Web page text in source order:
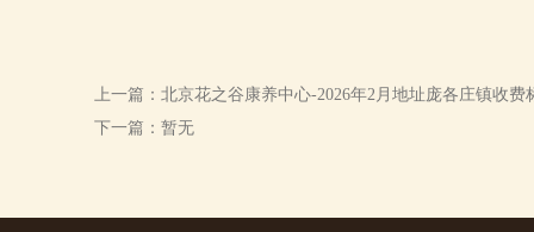
上一篇：北京花之谷康养中心-2026年2月地址庞各庄镇收费
下一篇：暂无